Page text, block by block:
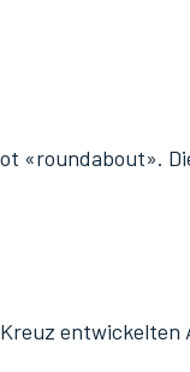
«roundabout».
entwickelten